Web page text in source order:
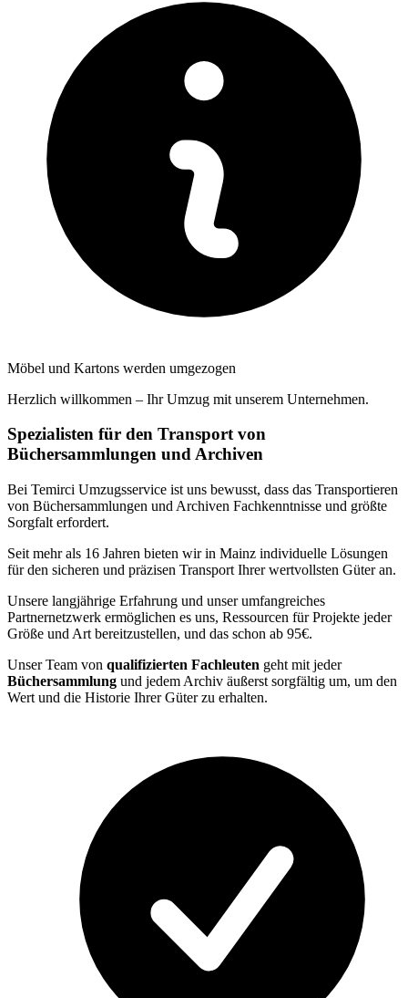
Möbel und Kartons werden umgezogen
Herzlich willkommen – Ihr Umzug mit unserem Unternehmen.
Spezialisten für den Transport von
Büchersammlungen und Archiven
Bei Temirci Umzugsservice ist uns bewusst, dass das Transportieren
von Büchersammlungen und Archiven Fachkenntnisse und größte
Sorgfalt erfordert.
Seit mehr als 16 Jahren bieten wir in Mainz individuelle Lösungen
für den sicheren und präzisen Transport Ihrer wertvollsten Güter an.
Unsere langjährige Erfahrung und unser umfangreiches
Partnernetzwerk ermöglichen es uns, Ressourcen für Projekte jeder
Größe und Art bereitzustellen, und das schon ab 95€.
Unser Team von qualifizierten Fachleuten geht mit jeder
Büchersammlung und jedem Archiv äußerst sorgfältig um, um den
Wert und die Historie Ihrer Güter zu erhalten.